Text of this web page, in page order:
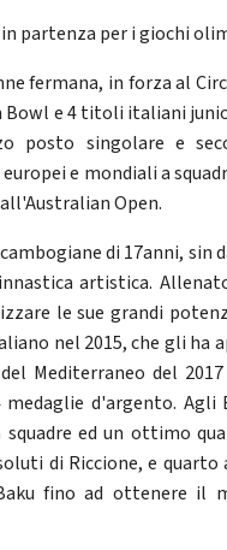
partenza per i giochi
fermana, in forza al
Bowl e 4 titoli italiani
posto singolare e
e mondiali a
Open.
di 17anni, sin
artistica.
le sue grandi
nel 2015, che gli ha
Mediterraneo del
d'argento. Agli
ed un ottimo
di Riccione, e
fino ad ottenere il